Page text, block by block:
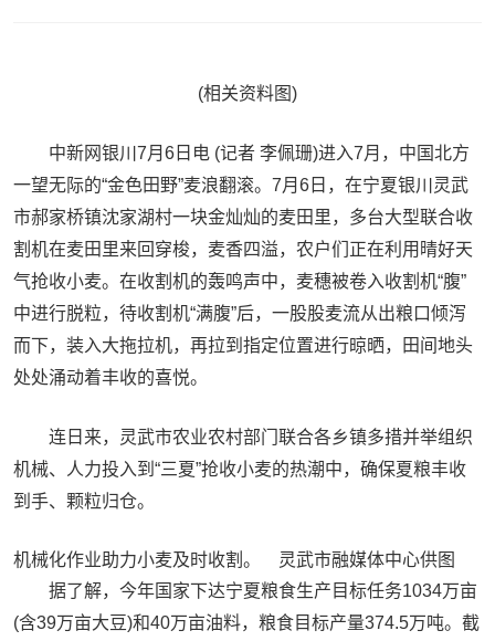
(相关资料图)
中新网银川7月6日电 (记者 李佩珊)进入7月，中国北方
一望无际的“金色田野”麦浪翻滚。7月6日，在宁夏银川灵武
市郝家桥镇沈家湖村一块金灿灿的麦田里，多台大型联合收
割机在麦田里来回穿梭，麦香四溢，农户们正在利用晴好天
气抢收小麦。在收割机的轰鸣声中，麦穗被卷入收割机“腹”
中进行脱粒，待收割机“满腹”后，一股股麦流从出粮口倾泻
而下，装入大拖拉机，再拉到指定位置进行晾晒，田间地头
处处涌动着丰收的喜悦。
连日来，灵武市农业农村部门联合各乡镇多措并举组织
机械、人力投入到“三夏”抢收小麦的热潮中，确保夏粮丰收
到手、颗粒归仓。
机械化作业助力小麦及时收割。 灵武市融媒体中心供图
据了解，今年国家下达宁夏粮食生产目标任务1034万亩
(含39万亩大豆)和40万亩油料，粮食目标产量374.5万吨。截